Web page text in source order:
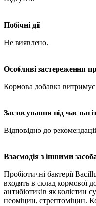
Побічні дії
Не виявлено.
Особливі застереження
Кормова добавка витримує
Застосування під час
Відповідно до
Взаємодія з іншими
Пробіотичні бактерії
входять в склад кормової
антибіотиків як колістин
неоміцин, стрептоміцин.